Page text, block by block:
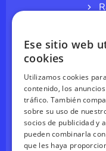
Ese sitio web
cookies
Utilizamos cookies
contenido, los
tráfico. También
sobre su uso de
socios de publicidad y
pueden combinarla
que les haya